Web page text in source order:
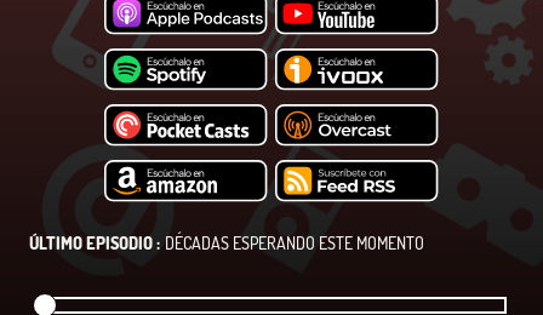
ÚLTIMO EPISODIO : DÉCADAS ESPERANDO ESTE MOMENTO